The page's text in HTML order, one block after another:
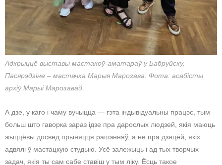
Адкрыццё выставы мастакоў-аматараў у Бабруйску.
Пасярэдзіне – мастачка Марыя Марозава. Фота: асабісты
архіў Марыі Марозавай.
А дзе, у каго і чаму вучыцца — гэта індывідуальны працэс, тым
больш што гаворка зараз ідзе пра дарослых людзей, якія маюць
жыццёвы досвед прыняцця рашэнняў, а не пра дзяцей, якіх
адвялі ў мастацкую студыю. Усё залежыць і ад тых творчых
задач, якія ты сам сабе ставіш у тым ліку. Ёсць такое